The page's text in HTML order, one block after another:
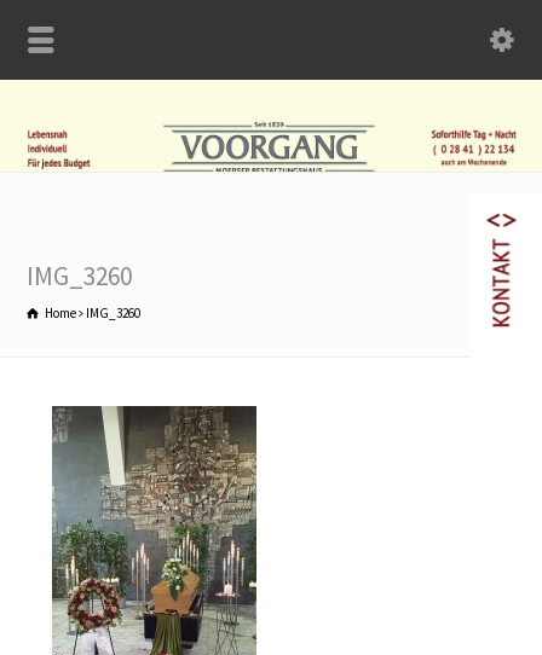
IMG_3260
Home IMG_3260